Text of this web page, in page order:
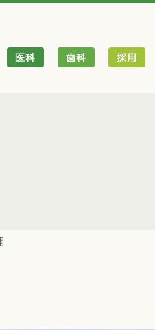
医科 歯科 採用